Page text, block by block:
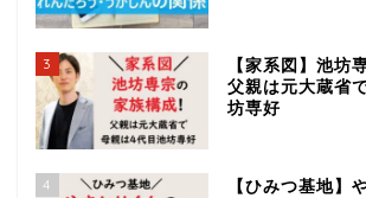
3
【家系図】池坊
父親は元大蔵省
坊専好
4
【ひみつ基地】